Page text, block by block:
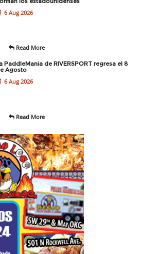
6 Aug 2026
Read More
PaddleMania de RIVERSPORT regresa el 8
Agosto
6 Aug 2026
Read More